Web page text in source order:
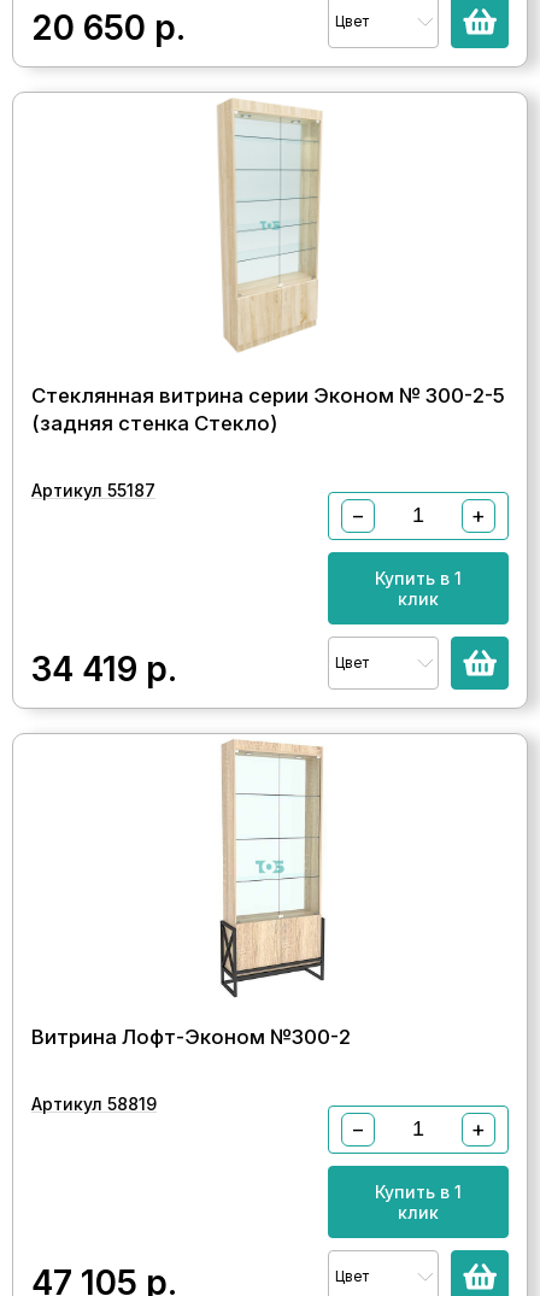
20 650 р. Цвет
Стеклянная витрина серии Эконом № 300-2-5
(задняя стенка Стекло)
Артикул 55187
34 419 р.
− +
Купить в 1
клик
Цвет
Витрина Лофт-Эконом №300-2
Артикул 58819
47 105 р.
− +
Купить в 1
клик
Цвет